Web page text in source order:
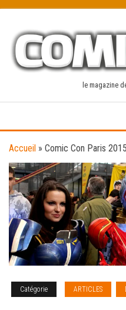
content
le magazine
Accueil » Comic Con Paris
Catégorie ARTICLES